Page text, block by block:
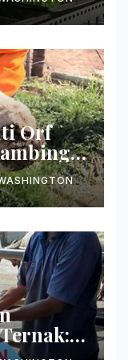
Orf
Cacing